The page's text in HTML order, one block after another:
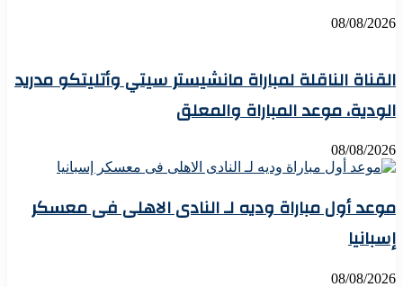
08/08/2026
القناة الناقلة لمباراة مانشيستر سيتي وأتليتكو مدريد
الودية، موعد المباراة والمعلق
08/08/2026
موعد أول مباراة وديه لـ النادى الاهلى فى معسكر
إسبانيا
08/08/2026